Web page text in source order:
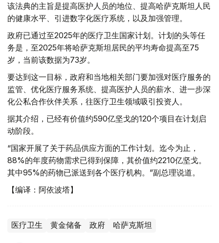
该法典的主旨是提高医护人员的地位、提高哈萨克斯坦人民
的健康水平、引进数字化医疗系统，以及加强管理。
政府已通过至2025年的医疗卫生国家计划。计划的头等任
务是，至2025年将哈萨克斯坦居民的平均寿命提高至75
岁，当前该数据为73岁。
要达到这一目标，政府和当地相关部门要加强对医疗服务的
监管、优化医疗服务系统、提高医护人员的薪水、进一步深
化公私合作伙伴关系，往医疗卫生领域吸引投资人。
据其介绍，已经有价值约590亿坚戈的120个项目在计划启
动阶段。
“国家开展了关于药品供应方面的工作计划。迄今为止，
88%的年度药物需求已得到保障，其价值约2210亿坚戈。
其中95%的药物已派送到各个医疗机构。”副总理说道。
【编译：阿依波塔】
医疗卫生 黄金储备 政府 哈萨克斯坦